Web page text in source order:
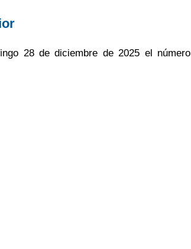
28 de diciembre de 2025 el número